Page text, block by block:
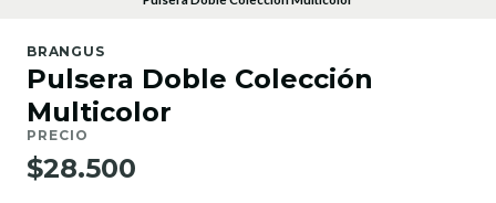
BRANGUS
Pulsera Doble Colección
Multicolor
PRECIO
$28.500